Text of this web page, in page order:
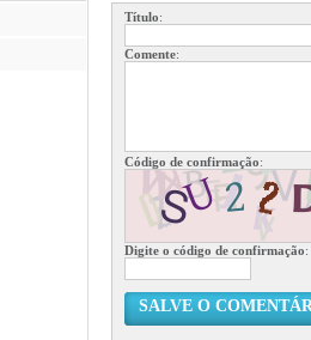
Título:
Comente:
Código de confirmação:
Digite o código de confirmação:
SALVE O